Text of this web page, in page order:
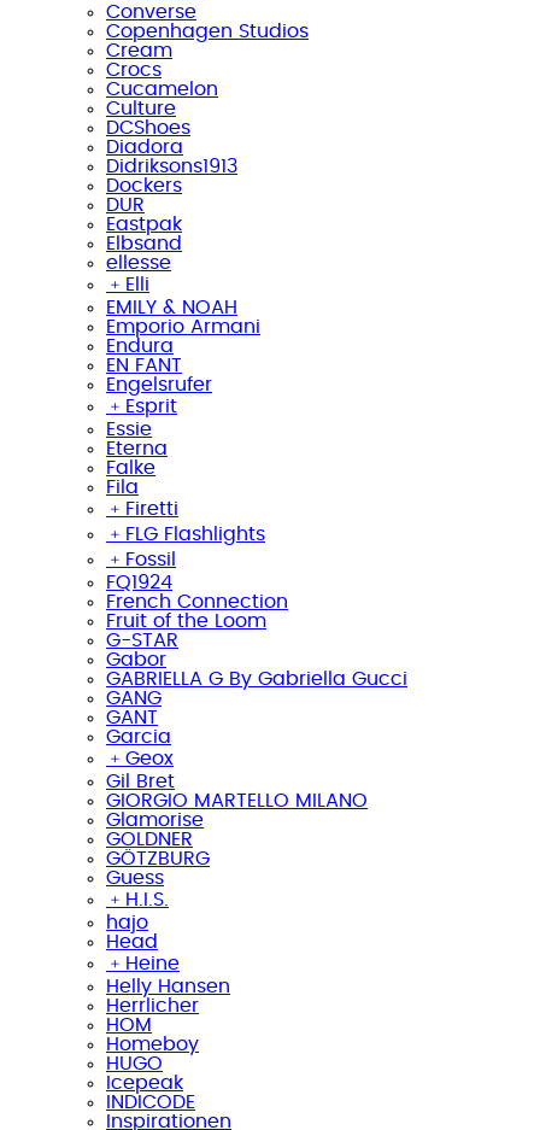
Converse
Copenhagen Studios
Cream
Crocs
Cucamelon
Culture
DCShoes
Diadora
Didriksons1913
Dockers
DUR
Eastpak
Elbsand
ellesse
﹢ Elli
EMILY & NOAH
Emporio Armani
Endura
EN FANT
Engelsrufer
﹢ Esprit
Essie
Eterna
Falke
Fila
﹢ Firetti
﹢ FLG Flashlights
﹢ Fossil
FQ1924
French Connection
Fruit of the Loom
G-STAR
Gabor
GABRIELLA G By Gabriella Gucci
GANG
GANT
Garcia
﹢ Geox
Gil Bret
GIORGIO MARTELLO MILANO
Glamorise
GOLDNER
GÖTZBURG
Guess
﹢ H.I.S.
hajo
Head
﹢ Heine
Helly Hansen
Herrlicher
HOM
Homeboy
HUGO
Icepeak
INDICODE
Inspirationen